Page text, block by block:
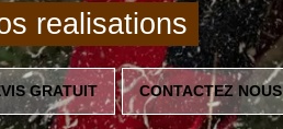
realisations
GRATUIT CONTACTEZ NOUS